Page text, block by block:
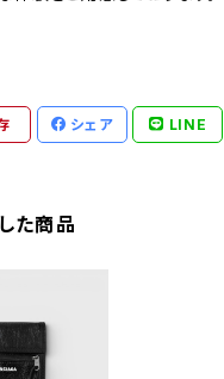
シェア LINE
た商品